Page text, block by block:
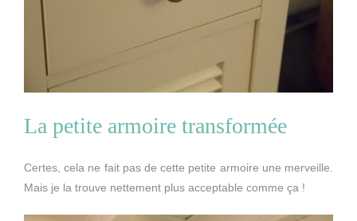
La petite armoire transformée
Certes, cela ne fait pas de cette petite armoire une merveille.
Mais je la trouve nettement plus acceptable comme ça !